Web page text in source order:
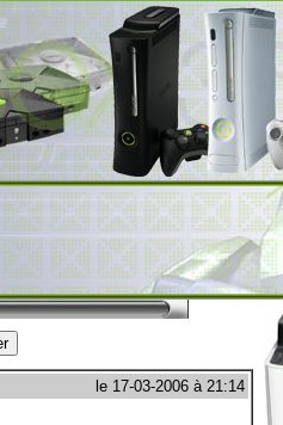
le 17-03-2006 à 21:14